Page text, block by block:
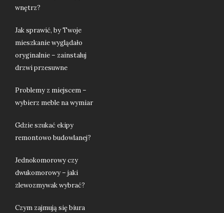
wnętrz?
Jak sprawić, by Twoje
mieszkanie wyglądało
oryginalnie – zainstaluj
drzwi przesuwne
Problemy z miejscem –
wybierz meble na wymiar
Gdzie szukać ekipy
remontowo budowlanej?
Jednokomorowy czy
dwukomorowy – jaki
zlewozmywak wybrać?
Czym zajmują się biura